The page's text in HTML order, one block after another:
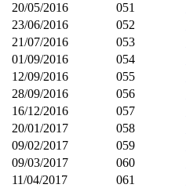
20/05/2016
051
23/06/2016
052
21/07/2016
053
01/09/2016
054
12/09/2016
055
28/09/2016
056
16/12/2016
057
20/01/2017
058
09/02/2017
059
09/03/2017
060
11/04/2017
061